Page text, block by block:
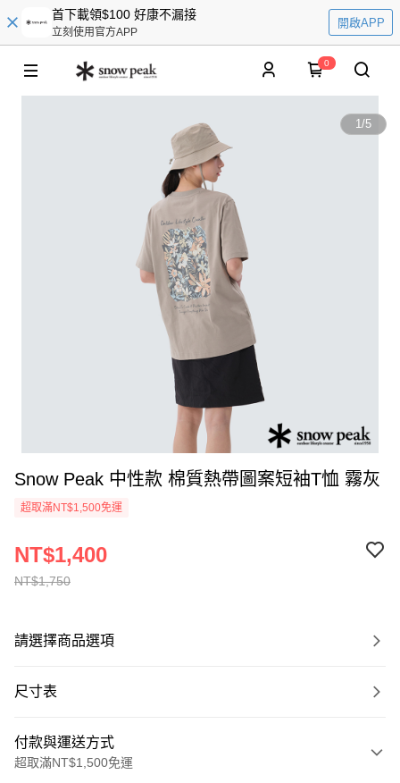
首下載領$100 好康不漏接
立刻使用官方APP
開啟APP
0
1/5
Snow Peak 中性款 棉質熱帶圖案短袖T恤 霧灰
超取滿NT$1,500免運
NT$1,750
NT$1,400
請選擇商品選項
尺寸表
付款與運送方式
超取滿NT$1,500免運